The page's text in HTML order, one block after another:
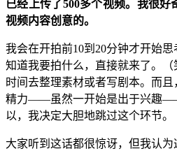
已经上传了500多个视频。我很
视频内容创意的。
我会在开拍前10到20分钟才开始
知道我要拍什么，直接就来了。
时间去整理素材或者写剧本。而
精力——虽然一开始是出于兴趣
以，我决定大胆地跳过这个环节。
大家听到这话都很惊讶，但我认